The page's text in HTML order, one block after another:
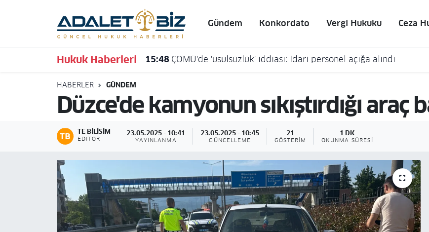
Gündem Konkordato Vergi Hukuku Ceza
Hukuk Haberleri 15:48 ÇOMÜ'de 'usulsüzlük' iddiası: İdari personel açığa alındı
HABERLER GÜNDEM
Düzce'de kamyonun sıkıştırdığı araç
TE BILISIM
EDITÖR
23.05.2025 - 10:41
YAYINLANMA
23.05.2025 - 10:45
GÜNCELLEME
21
GÖSTERIM
1 DK
OKUNMA SÜRESI
Hava Durumu
Trafik Durumu
Süper Lig Puan Durumu ve Fikstür
Tüm Manşetler
Son Dakika Haberleri
Haber Arşivi